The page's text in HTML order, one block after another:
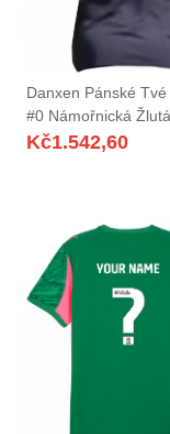
Danxen Pánské
#0 Námořnická Žlutá
Červená Daleko
Kč1.542,60